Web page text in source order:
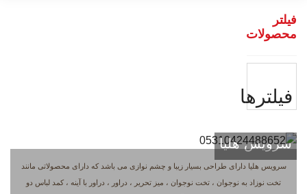
فیلتر
محصولات
فيلترها
سرویس هلیا
سرویس هلیا دارای طراحی بسیار زیبا و چشم نوازی می باشد که دارای محصولاتی مانند
تخت نوزاد به نوجوان ، تخت نوجوان ، میز تحریر ، دراور ، دراور با آینه ، کمد لباس دو